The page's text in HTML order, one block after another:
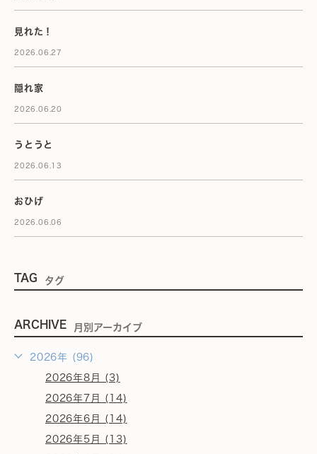
見れた！
2026.06.27
隠れ家
2026.06.20
うとうと
2026.06.13
おひげ
2026.06.06
TAG タグ
ARCHIVE 月別アーカイブ
2026年 (96)
2026年8月 (3)
2026年7月 (14)
2026年6月 (14)
2026年5月 (13)